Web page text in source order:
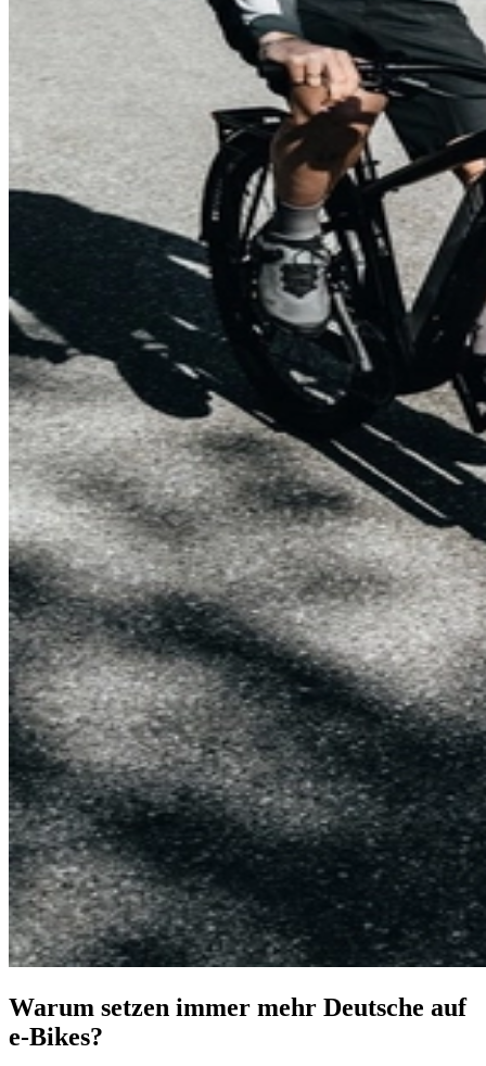
Warum setzen immer mehr Deutsche auf
e-Bikes?